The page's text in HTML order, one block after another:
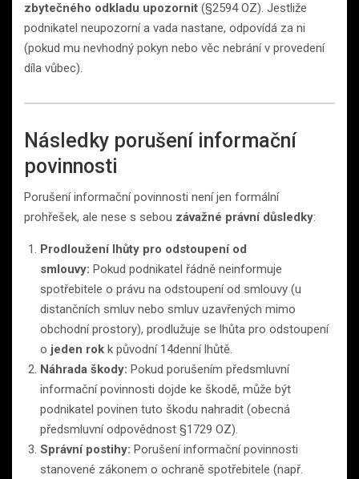
zbytečného odkladu upozornit (§2594 OZ). Jestliže
podnikatel neupozorní a vada nastane, odpovídá za ni
(pokud mu nevhodný pokyn nebo věc nebrání v provedení
díla vůbec).
Následky porušení informační
povinnosti
Porušení informační povinnosti není jen formální
prohřešek, ale nese s sebou závažné právní důsledky:
Prodloužení lhůty pro odstoupení od
smlouvy: Pokud podnikatel řádně neinformuje
spotřebitele o právu na odstoupení od smlouvy (u
distančních smluv nebo smluv uzavřených mimo
obchodní prostory), prodlužuje se lhůta pro odstoupení
o jeden rok k původní 14denní lhůtě.
Náhrada škody: Pokud porušením předsmluvní
informační povinnosti dojde ke škodě, může být
podnikatel povinen tuto škodu nahradit (obecná
předsmluvní odpovědnost §1729 OZ).
Správní postihy: Porušení informační povinnosti
stanovené zákonem o ochraně spotřebitele (např.